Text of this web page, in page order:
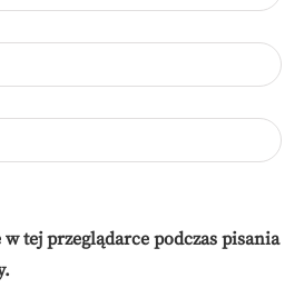
tej przeglądarce podczas pisania